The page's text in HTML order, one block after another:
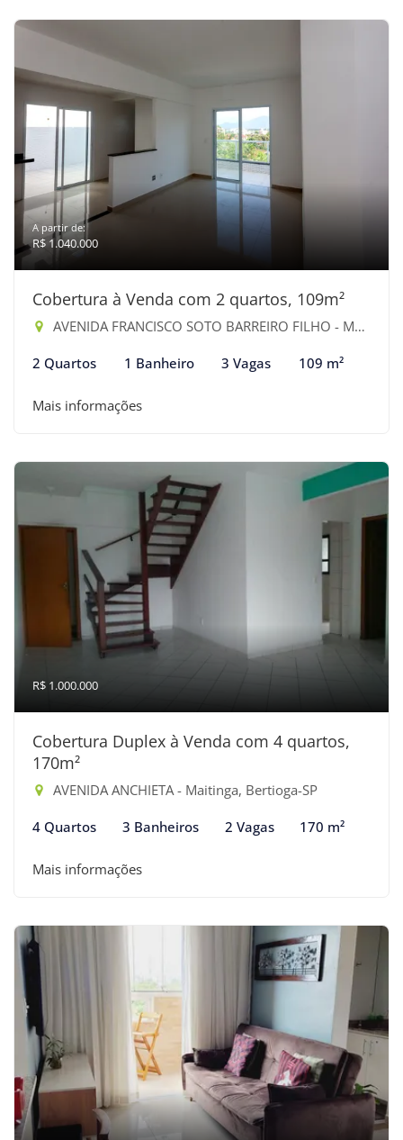
A partir de:
R$ 1.040.000
Cobertura à Venda com 2 quartos, 109m²
AVENIDA FRANCISCO SOTO BARREIRO FILHO - Maitinga, Bertioga-SP
2 Quartos 1 Banheiro 3 Vagas 109 m²
Mais informações
R$ 1.000.000
Cobertura Duplex à Venda com 4 quartos,
170m²
AVENIDA ANCHIETA - Maitinga, Bertioga-SP
4 Quartos 3 Banheiros 2 Vagas 170 m²
Mais informações